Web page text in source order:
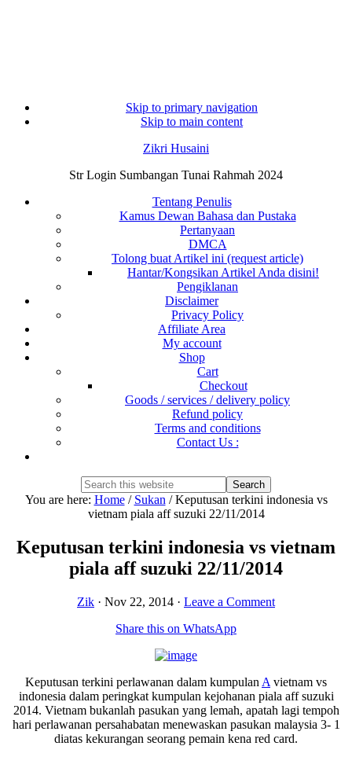
Skip to primary navigation
Skip to main content
Zikri Husaini
Str Login Sumbangan Tunai Rahmah 2024
Tentang Penulis
Kamus Dewan Bahasa dan Pustaka
Pertanyaan
DMCA
Tolong buat Artikel ini (request article)
Hantar/Kongsikan Artikel Anda disini!
Pengiklanan
Disclaimer
Privacy Policy
Affiliate Area
My account
Shop
Cart
Checkout
Goods / services / delivery policy
Refund policy
Terms and conditions
Contact Us :
Search
this
website
Hide
Search
You are here: Home / Sukan /Keputusan terkini indonesia vs
vietnam piala aff suzuki 22/11/2014
Keputusan terkini indonesia vs vietnam
piala aff suzuki 22/11/2014
Zik · Nov 22, 2014 · Leave a Comment
Share this on WhatsApp
Keputusan terkini perlawanan dalam kumpulan A vietnam vs
indonesia dalam peringkat kumpulan kejohanan piala aff suzuki
2014. Vietnam bukanlah pasukan yang lemah, apatah lagi tempoh
hari perlawanan persahabatan menewaskan pasukan malaysia 3- 1
diatas kekurangan seorang pemain kena red card.